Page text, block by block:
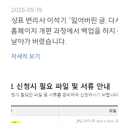
2025-05-19
상표 변리사 이석기 “잃어버린 글, 다
홈페이지 개편 과정에서 백업을 하
날아가 버렸습니다.
자세히 보기